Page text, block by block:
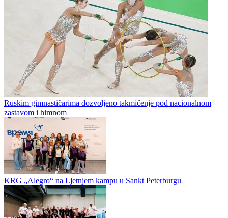
Ruskim gimnastičarima dozvoljeno takmičenje pod nacionalnom
zastavom i himnom
KRG „Alegro“ na Ljetnjem kampu u Sankt Peterburgu